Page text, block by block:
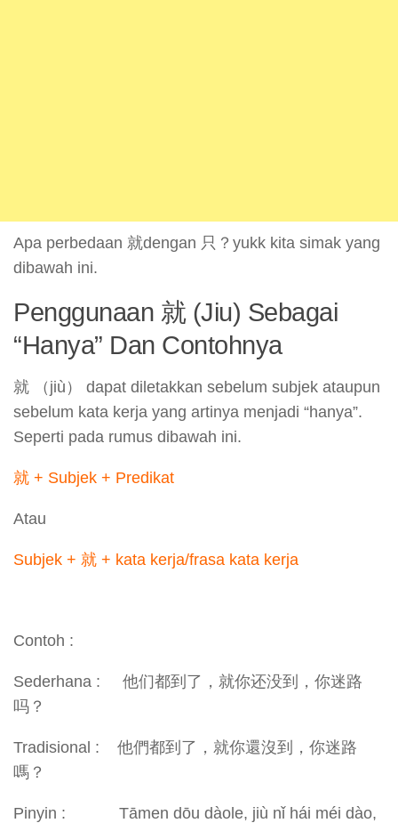
Apa perbedaan 就dengan 只？yukk kita simak yang
dibawah ini.
Penggunaan 就 (Jiu) Sebagai
“Hanya” Dan Contohnya
就 （jiù） dapat diletakkan sebelum subjek ataupun
sebelum kata kerja yang artinya menjadi “hanya”.
Seperti pada rumus dibawah ini.
就 + Subjek + Predikat
Atau
Subjek + 就 + kata kerja/frasa kata kerja
Contoh :
Sederhana : 他们都到了，就你还没到，你迷路
吗？
Tradisional : 他們都到了，就你還沒到，你迷路
嗎？
Pinyin : Tāmen dōu dàole, jiù nǐ hái méi dào,